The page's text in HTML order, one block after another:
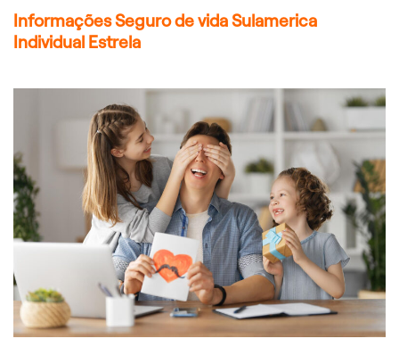
Informações Seguro de vida Sulamerica
Individual Estrela